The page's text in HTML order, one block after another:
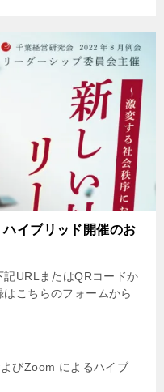
イブリッド開催のお
URLまたはQRコードか
こちらのフォームから
びZoom によるハイブ